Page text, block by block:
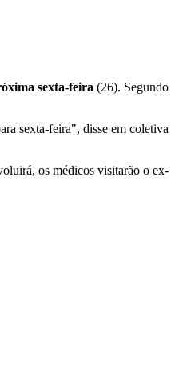
sexta-feira (26). Segundo
sexta-feira", disse em coletiva
os médicos visitarão o ex-